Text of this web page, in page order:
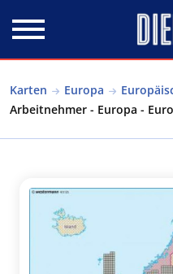
Karten Europa
Arbeitnehmer - Europa -